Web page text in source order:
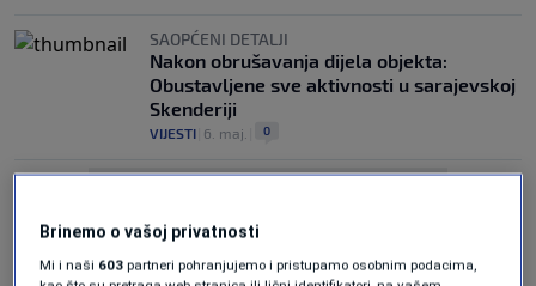
SAOPĆENI DETALJI
Nakon obrušavanja dijela objekta:
Obustavljene sve aktivnosti u sarajevskoj
Skenderiji
VIJESTI 6. maj. 0
Brinemo o vašoj privatnosti
Mi i naši 603 partneri pohranjujemo i pristupamo osobnim podacima,